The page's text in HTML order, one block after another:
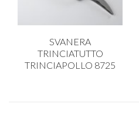
SVANERA
TRINCIATUTTO
TRINCIAPOLLO 8725